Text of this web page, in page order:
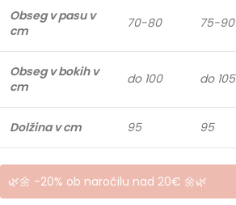
Obseg v pasu v
cm
70-80 75-90
Obseg v bokih v
cm
do 100 do 105
Dolžina v cm 95 95
🌿🌼 -20% ob naročilu nad 20€ 🌼🌿